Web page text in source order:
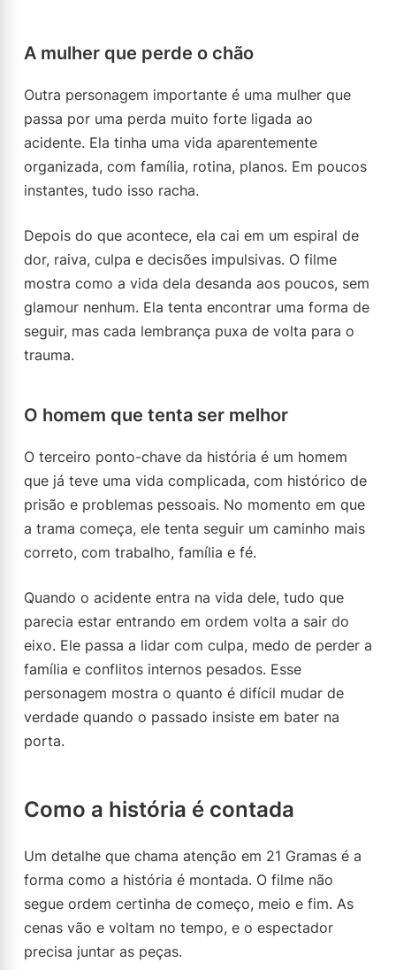
A mulher que perde o chão
Outra personagem importante é uma mulher que
passa por uma perda muito forte ligada ao
acidente. Ela tinha uma vida aparentemente
organizada, com família, rotina, planos. Em poucos
instantes, tudo isso racha.
Depois do que acontece, ela cai em um espiral de
dor, raiva, culpa e decisões impulsivas. O filme
mostra como a vida dela desanda aos poucos, sem
glamour nenhum. Ela tenta encontrar uma forma de
seguir, mas cada lembrança puxa de volta para o
trauma.
O homem que tenta ser melhor
O terceiro ponto-chave da história é um homem
que já teve uma vida complicada, com histórico de
prisão e problemas pessoais. No momento em que
a trama começa, ele tenta seguir um caminho mais
correto, com trabalho, família e fé.
Quando o acidente entra na vida dele, tudo que
parecia estar entrando em ordem volta a sair do
eixo. Ele passa a lidar com culpa, medo de perder a
família e conflitos internos pesados. Esse
personagem mostra o quanto é difícil mudar de
verdade quando o passado insiste em bater na
porta.
Como a história é contada
Um detalhe que chama atenção em 21 Gramas é a
forma como a história é montada. O filme não
segue ordem certinha de começo, meio e fim. As
cenas vão e voltam no tempo, e o espectador
precisa juntar as peças.